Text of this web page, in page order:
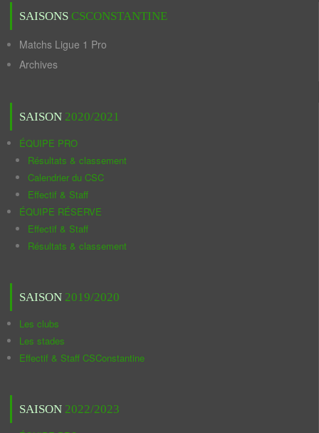
SAISONS CSCONSTANTINE
Matchs Ligue 1 Pro
Archives
SAISON 2020/2021
ÉQUIPE PRO
Résultats & classement
Calendrier du CSC
Effectif & Staff
ÉQUIPE RÉSERVE
Effectif & Staff
Résultats & classement
SAISON 2019/2020
Les clubs
Les stades
Effectif & Staff CSConstantine
SAISON 2022/2023